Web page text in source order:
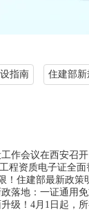
指南 住建部新
作会议在西安召开
程资质电子证全面
！住建部最新政
落地：一证通用
级！4月1日起，